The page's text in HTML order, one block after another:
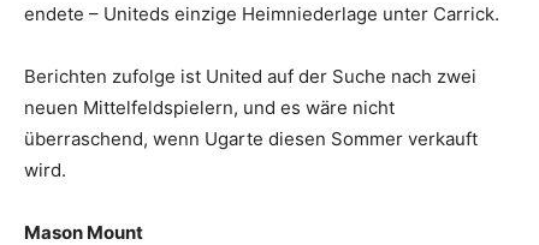
endete – Uniteds einzige Heimniederlage unter Carrick.
Berichten zufolge ist United auf der Suche nach zwei
neuen Mittelfeldspielern, und es wäre nicht
überraschend, wenn Ugarte diesen Sommer verkauft
wird.
Mason Mount